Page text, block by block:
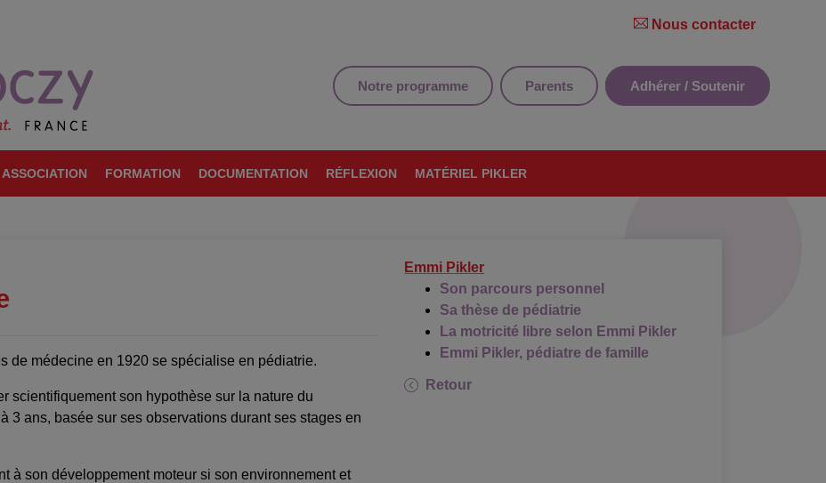
Nous contacter
Notre programme Parents Adhérer / Soutenir
ASSOCIATION FORMATION DOCUMENTATION RÉFLEXION MATÉRIEL PIKLER
de médecine en 1920 se spécialise en pédiatrie.
scientifiquement son hypothèse sur la nature du
3 ans, basée sur ses observations durant ses stages en
à son développement moteur si son environnement et
Emmi Pikler
Son parcours personnel
Sa thèse de pédiatrie
La motricité libre selon Emmi Pikler
Emmi Pikler, pédiatre de famille
Retour